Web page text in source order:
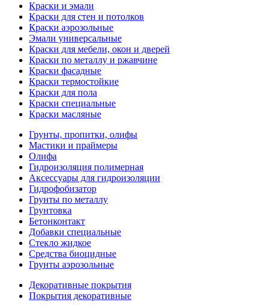
Краски и эмали
Краски для стен и потолков
Краски аэрозольные
Эмали универсальные
Краски для мебели, окон и дверей
Краски по металлу и ржавчине
Краски фасадные
Краски термостойкие
Краски для пола
Краски специальные
Краски масляные
Грунты, пропитки, олифы
Мастики и праймеры
Олифа
Гидроизоляция полимерная
Аксессуары для гидроизоляции
Гидрофобизатор
Грунты по металлу
Грунтовка
Бетонконтакт
Добавки специальные
Стекло жидкое
Средства биоцидные
Грунты аэрозольные
Декоративные покрытия
Покрытия декоративные